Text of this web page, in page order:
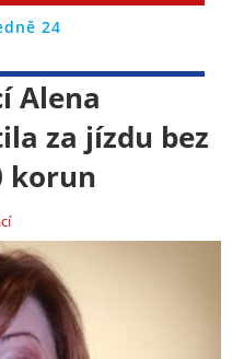
Alena
za jízdu bez
korun